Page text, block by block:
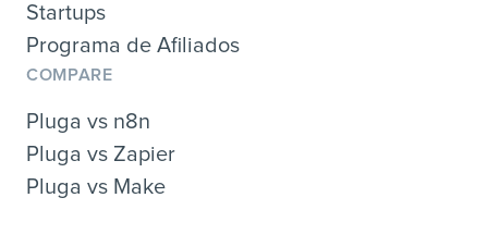
Startups
Programa de Afiliados
COMPARE
Pluga vs n8n
Pluga vs Zapier
Pluga vs Make